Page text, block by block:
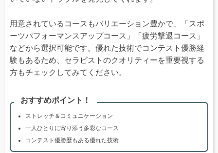
用意されているコースもバリエーション豊かで、「スポ
ーツパフォーマンスアップコース」「疲労撃退コース」
などから選択可能です。優れた技術でコンテスト優勝経
験もあるため、セラピストのクオリティーを重要視する
方もチェックしてみてください。
おすすめポイント！
ストレッチ＆コミュニケーション
一人ひとりに寄り添う多彩なコース
コンテスト優勝歴もある優れた技術